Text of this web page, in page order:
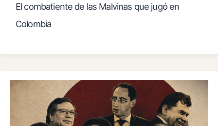
El combatiente de las Malvinas que jugó en
Colombia